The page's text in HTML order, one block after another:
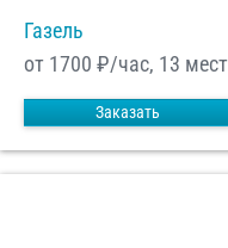
Газель
от 1700 ₽/час, 13 мест
Заказать